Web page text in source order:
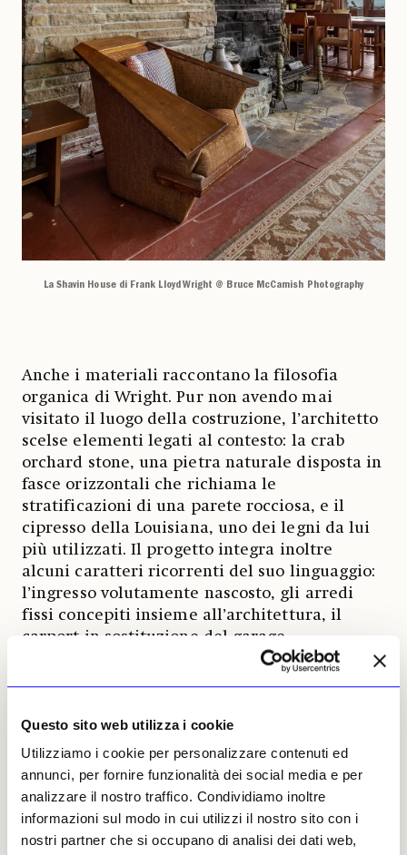
Questo sito web utilizza i cookie
Utilizziamo i cookie per personalizzare contenuti ed
annunci, per fornire funzionalità dei social media e per
analizzare il nostro traffico. Condividiamo inoltre
informazioni sul modo in cui utilizzi il nostro sito con i
nostri partner che si occupano di analisi dei dati web,
La Shavin House di Frank Lloyd Wright @ Bruce McCamish Photography
Anche i materiali raccontano la filosofia
organica di Wright. Pur non avendo mai
visitato il luogo della costruzione, l’architetto
scelse elementi legati al contesto: la crab
orchard stone, una pietra naturale disposta in
fasce orizzontali che richiama le
stratificazioni di una parete rocciosa, e il
cipresso della Louisiana, uno dei legni da lui
più utilizzati. Il progetto integra inoltre
alcuni caratteri ricorrenti del suo linguaggio:
l’ingresso volutamente nascosto, gli arredi
fissi concepiti insieme all’architettura, il
carport in sostituzione del garage
tradizionale e il grande camino in pietra che
La rarità della Shavin House risiede inoltre
Shavin si rivolsero a Wright con una richiesta
precisa. Non cercavano necessariamente il